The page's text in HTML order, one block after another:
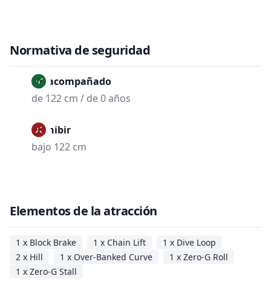
Normativa de seguridad
No acompañado
de 122 cm / de 0 años
Prohibir
bajo 122 cm
Elementos de la atracción
1 x Block Brake 1 x Chain Lift
1 x Dive Loop
2 x Hill
1 x Over-Banked Curve
1 x Zero-G Roll
1 x Zero-G Stall